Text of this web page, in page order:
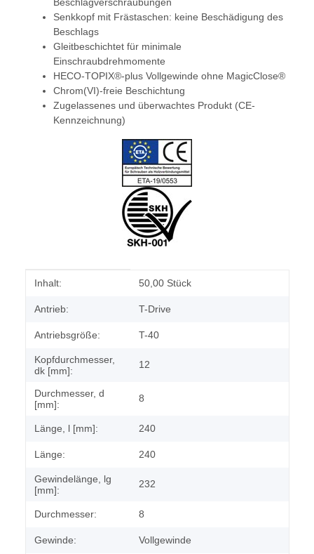
Senkkopf mit Frästaschen: keine Beschädigung des
Beschlags
Gleitbeschichtet für minimale
Einschraubdrehmomente
HECO-TOPIX®-plus Vollgewinde ohne MagicClose®
Chrom(VI)-freie Beschichtung
Zugelassenes und überwachtes Produkt (CE-
Kennzeichnung)
Produkteigenschaft
Wert
Inhalt: 50,00 Stück
Antrieb: T-Drive
Antriebsgröße: T-40
Kopfdurchmesser,
dk [mm]:
12
Durchmesser, d
[mm]:
8
Länge, l [mm]: 240
Länge: 240
Gewindelänge, lg
[mm]:
232
Durchmesser: 8
Gewinde: Vollgewinde